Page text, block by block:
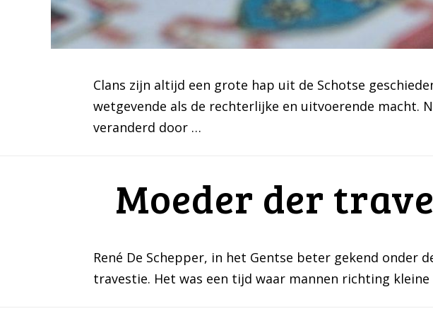
Clans zijn altijd een grote hap uit de Schotse
wetgevende als de rechterlijke en uitvoerende macht.
veranderd door …
Moeder der
René De Schepper, in het Gentse beter gekend
travestie. Het was een tijd waar mannen richting